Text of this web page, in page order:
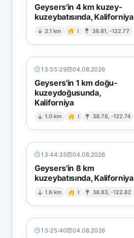
Geysers'in 4 km kuzey-
kuzeybatısında, Kaliforniya
2.1 km I 38.81, -122.77
13:55:29 04.08.2026
Geysers'in 1 km doğu-
kuzeydoğusunda,
Kaliforniya
1.0 km I 38.78, -122.74
13:44:35 04.08.2026
Geysers'in 8 km
kuzeybatısında, Kaliforniya
1.6 km I 38.83, -122.82
13:25:40 04.08.2026